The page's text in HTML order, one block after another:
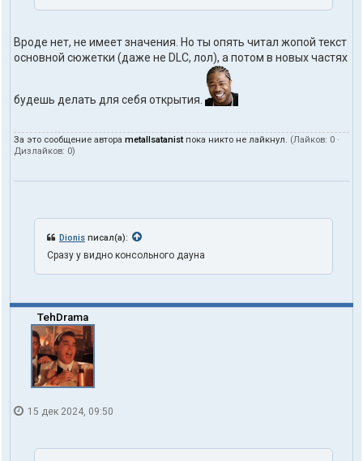
Вроде нет, не имеет значения. Но ты опять читал жопой текст
основной сюжетки (даже не DLC, лол), а потом в новых частях
будешь делать для себя открытия.
За это сообщение автора metallsatanistпока никто не лайкнул. (Лайков: 0 ·
Дизлайков: 0)
Dionis писал(а):
Сразу у видно консольного дауна
TehDrama
15 дек 2024, 09:50